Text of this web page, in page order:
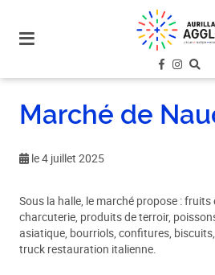
site
menu
contenu
Marché de
le 4 juillet 2025
Sous la halle, le marché propose :
charcuterie, produits de terroir,
asiatique, bourriols, confitures,
truck restauration italienne.